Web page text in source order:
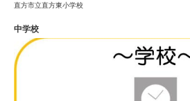
直方市立直方東小学校
中学校